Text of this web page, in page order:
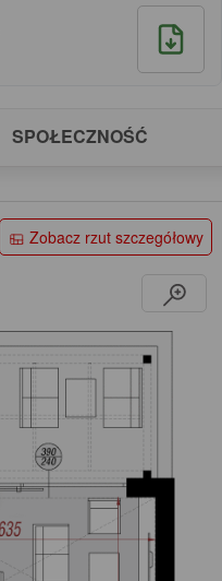
SPOŁECZNOŚĆ
Zobacz rzut szczegółowy